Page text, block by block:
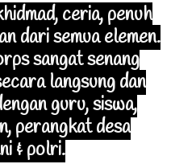
ceria, penuh
dari semua elemen.
sangat senang
langsung dan
guru, siswa,
perangkat desa
& polri.